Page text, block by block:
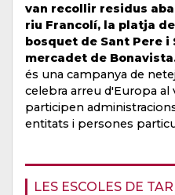
LES ESCOLES DE
van recollir residus
riu Francolí, la platja
bosquet de Sant Pere i
mercadet de
és una campanya de
celebra arreu d'Europa al
participen
entitats i persones